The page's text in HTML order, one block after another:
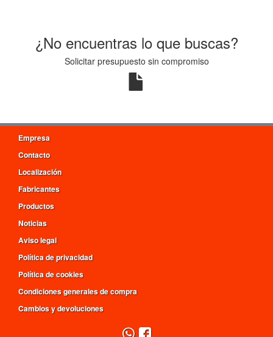
¿No encuentras lo que buscas?
Solicitar presupuesto sin compromiso
Empresa
Contacto
Localización
Fabricantes
Productos
Noticias
Aviso legal
Política de privacidad
Política de cookies
Condiciones generales de compra
Cambios y devoluciones